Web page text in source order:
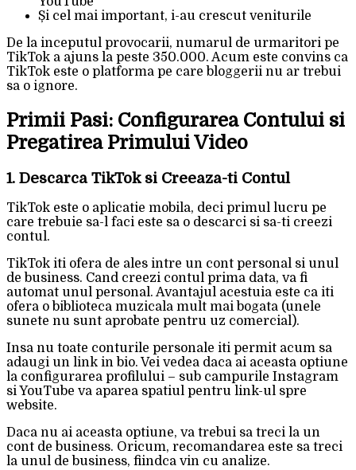
Și cel mai important, i-au crescut veniturile
De la inceputul provocarii, numarul de urmaritori pe
TikTok a ajuns la peste 350.000. Acum este convins ca
TikTok este o platforma pe care bloggerii nu ar trebui
sa o ignore.
Primii Pasi: Configurarea Contului si
Pregatirea Primului Video
1. Descarca TikTok si Creeaza-ti Contul
TikTok este o aplicatie mobila, deci primul lucru pe
care trebuie sa-l faci este sa o descarci si sa-ti creezi
contul.
TikTok iti ofera de ales intre un cont personal si unul
de business. Cand creezi contul prima data, va fi
automat unul personal. Avantajul acestuia este ca iti
ofera o biblioteca muzicala mult mai bogata (unele
sunete nu sunt aprobate pentru uz comercial).
Insa nu toate conturile personale iti permit acum sa
adaugi un link in bio. Vei vedea daca ai aceasta optiune
la configurarea profilului – sub campurile Instagram
si YouTube va aparea spatiul pentru link-ul spre
website.
Daca nu ai aceasta optiune, va trebui sa treci la un
cont de business. Oricum, recomandarea este sa treci
la unul de business, fiindca vin cu analize.